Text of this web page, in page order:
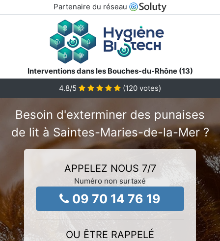
Partenaire du réseau
Interventions dans les Bouches-du-Rhône (13)
4.8/5 (120 votes)
Besoin d'exterminer des punaises
de lit à Saintes-Maries-de-la-Mer ?
APPELEZ NOUS 7/7
Numéro non surtaxé
09 70 14 76 19
OU ÊTRE RAPPELÉ